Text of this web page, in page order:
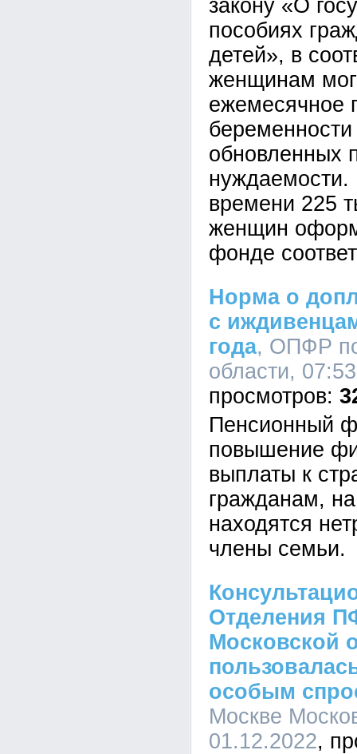
закону «О
пособиях
детей», в
женщинам
ежемесячное
обновленных
нуждаемости.
времени 225
женщин
фонде
Норма о
с
года, ОПФР
области,
Пенсионный
повышение
выплаты к
гражданам,
находятся
члены семьи.
Отделения
Московской
особым
Москве
01.12.2022